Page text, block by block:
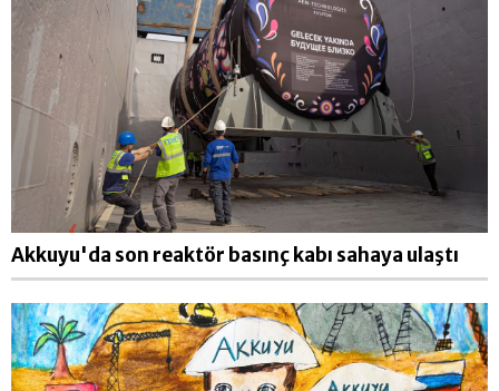
Akkuyu'da son reaktör basınç kabı sahaya ulaştı